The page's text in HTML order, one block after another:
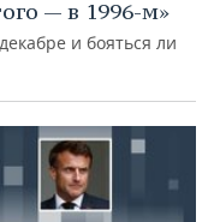
— в 1996-м»
и бояться ли